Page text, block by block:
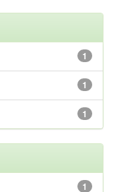
1
1
1
1